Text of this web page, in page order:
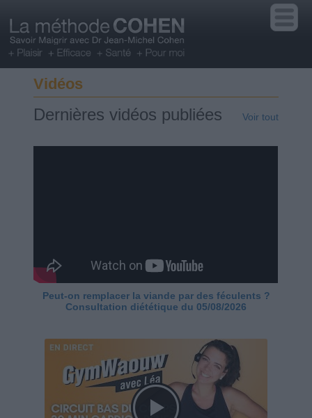
Vidéos
Dernières vidéos publiées Voir tout
Peut-on remplacer la viande par des féculents ?
Consultation diététique du 05/08/2026